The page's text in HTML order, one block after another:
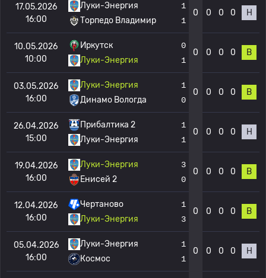
17.05.2026
16:00
Луки-Энергия
Торпедо Владимир
1
1
0 0 0 0 Н
10.05.2026
10:00
Иркутск
Луки-Энергия
0
1
0 0 0 0 В
03.05.2026
16:00
Луки-Энергия
Динамо Вологда
1
0
0 0 0 0 В
26.04.2026
15:00
Прибалтика 2
Луки-Энергия
1
1
0 0 0 0 Н
19.04.2026
16:00
Луки-Энергия
Енисей 2
3
0
0 0 0 0 В
12.04.2026
16:00
Чертаново
Луки-Энергия
1
3
0 0 0 0 В
05.04.2026
16:00
Луки-Энергия
Космос
1
1
0 0 0 0 Н